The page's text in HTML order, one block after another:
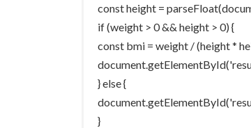
const height =
if (weight > 0 && height > 0) {
const bmi = weight / (height *
} else {
}